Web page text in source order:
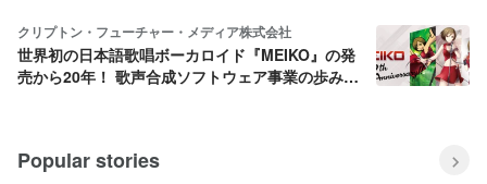
クリプトン・フューチャー・メディア株式会社
世界初の日本語歌唱ボーカロイド『MEIKO』の発
売から20年！ 歌声合成ソフトウェア事業の歩みを
Popular stories